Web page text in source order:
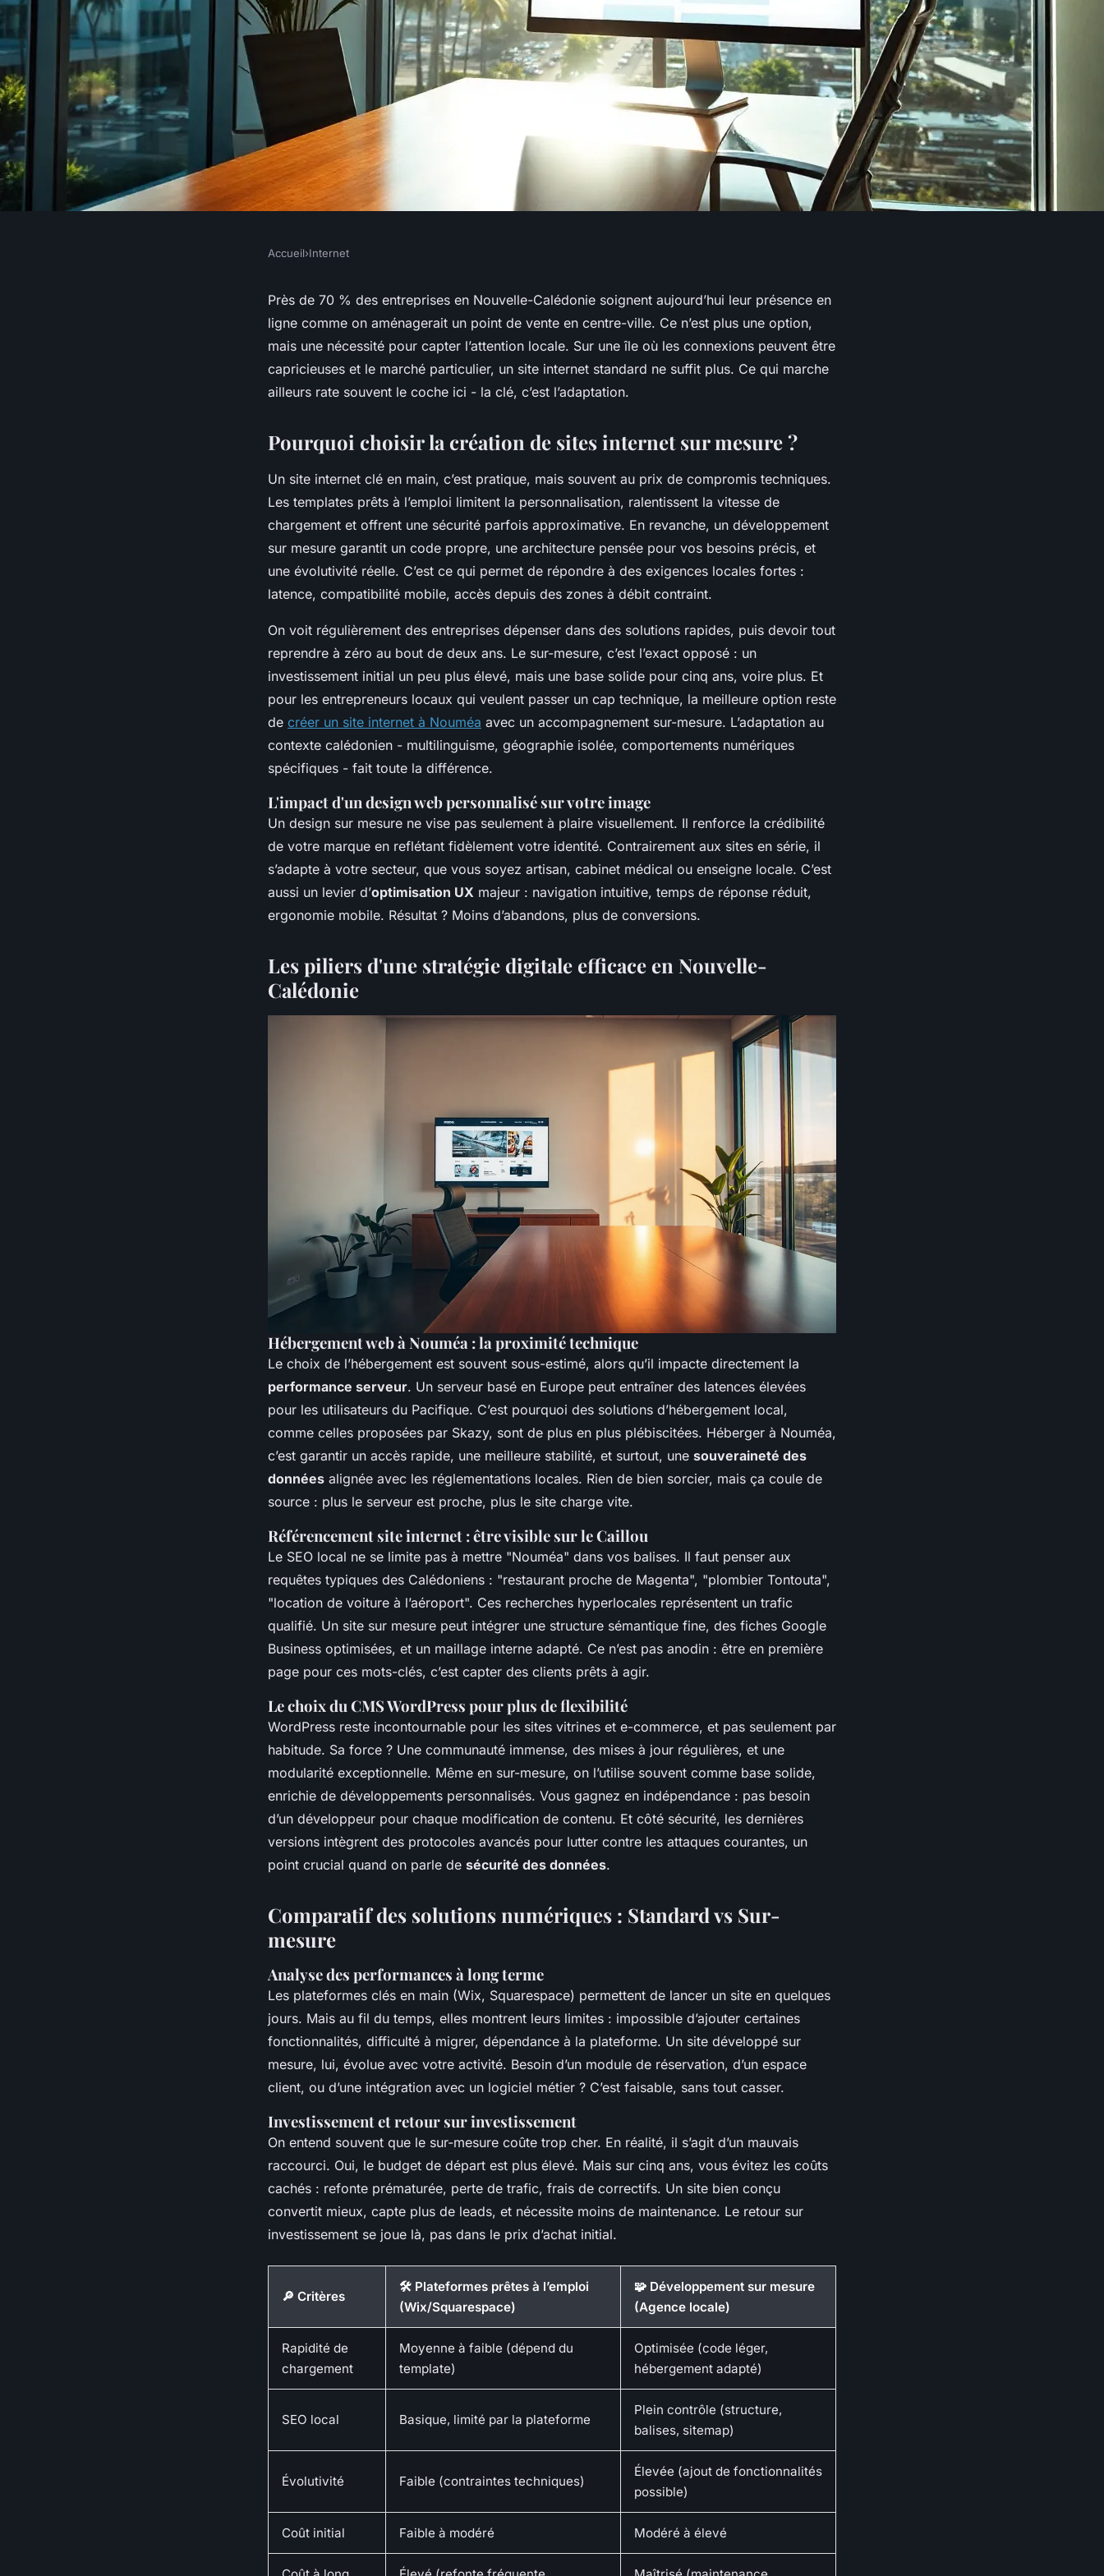
Les avantages d'un site web
personnalisé à Nouméa
9 min de lecture
Accueil›Internet
Près de 70 % des entreprises en Nouvelle-Calédonie soignent aujourd’hui leur présence en
ligne comme on aménagerait un point de vente en centre-ville. Ce n’est plus une option,
mais une nécessité pour capter l’attention locale. Sur une île où les connexions peuvent être
capricieuses et le marché particulier, un site internet standard ne suffit plus. Ce qui marche
ailleurs rate souvent le coche ici - la clé, c’est l’adaptation.
Pourquoi choisir la création de sites internet sur mesure ?
Un site internet clé en main, c’est pratique, mais souvent au prix de compromis techniques.
Les templates prêts à l’emploi limitent la personnalisation, ralentissent la vitesse de
chargement et offrent une sécurité parfois approximative. En revanche, un développement
sur mesure garantit un code propre, une architecture pensée pour vos besoins précis, et
une évolutivité réelle. C’est ce qui permet de répondre à des exigences locales fortes :
latence, compatibilité mobile, accès depuis des zones à débit contraint.
On voit régulièrement des entreprises dépenser dans des solutions rapides, puis devoir tout
reprendre à zéro au bout de deux ans. Le sur-mesure, c’est l’exact opposé : un
investissement initial un peu plus élevé, mais une base solide pour cinq ans, voire plus. Et
pour les entrepreneurs locaux qui veulent passer un cap technique, la meilleure option reste
de créer un site internet à Nouméa avec un accompagnement sur-mesure. L’adaptation au
contexte calédonien - multilinguisme, géographie isolée, comportements numériques
spécifiques - fait toute la différence.
L'impact d'un design web personnalisé sur votre image
Un design sur mesure ne vise pas seulement à plaire visuellement. Il renforce la crédibilité
de votre marque en reflétant fidèlement votre identité. Contrairement aux sites en série, il
s’adapte à votre secteur, que vous soyez artisan, cabinet médical ou enseigne locale. C’est
aussi un levier d’optimisation UX majeur : navigation intuitive, temps de réponse réduit,
ergonomie mobile. Résultat ? Moins d’abandons, plus de conversions.
Les piliers d'une stratégie digitale efficace en Nouvelle-
Calédonie
Hébergement web à Nouméa : la proximité technique
Le choix de l’hébergement est souvent sous-estimé, alors qu’il impacte directement la
performance serveur. Un serveur basé en Europe peut entraîner des latences élevées
pour les utilisateurs du Pacifique. C’est pourquoi des solutions d’hébergement local,
comme celles proposées par Skazy, sont de plus en plus plébiscitées. Héberger à Nouméa,
c’est garantir un accès rapide, une meilleure stabilité, et surtout, une souveraineté des
données alignée avec les réglementations locales. Rien de bien sorcier, mais ça coule de
source : plus le serveur est proche, plus le site charge vite.
Référencement site internet : être visible sur le Caillou
Le SEO local ne se limite pas à mettre "Nouméa" dans vos balises. Il faut penser aux
requêtes typiques des Calédoniens : "restaurant proche de Magenta", "plombier Tontouta",
"location de voiture à l’aéroport". Ces recherches hyperlocales représentent un trafic
qualifié. Un site sur mesure peut intégrer une structure sémantique fine, des fiches Google
Business optimisées, et un maillage interne adapté. Ce n’est pas anodin : être en première
page pour ces mots-clés, c’est capter des clients prêts à agir.
Le choix du CMS WordPress pour plus de flexibilité
WordPress reste incontournable pour les sites vitrines et e-commerce, et pas seulement par
habitude. Sa force ? Une communauté immense, des mises à jour régulières, et une
modularité exceptionnelle. Même en sur-mesure, on l’utilise souvent comme base solide,
enrichie de développements personnalisés. Vous gagnez en indépendance : pas besoin
d’un développeur pour chaque modification de contenu. Et côté sécurité, les dernières
versions intègrent des protocoles avancés pour lutter contre les attaques courantes, un
point crucial quand on parle de sécurité des données.
Comparatif des solutions numériques : Standard vs Sur-
mesure
Analyse des performances à long terme
Les plateformes clés en main (Wix, Squarespace) permettent de lancer un site en quelques
jours. Mais au fil du temps, elles montrent leurs limites : impossible d’ajouter certaines
fonctionnalités, difficulté à migrer, dépendance à la plateforme. Un site développé sur
mesure, lui, évolue avec votre activité. Besoin d’un module de réservation, d’un espace
client, ou d’une intégration avec un logiciel métier ? C’est faisable, sans tout casser.
Investissement et retour sur investissement
On entend souvent que le sur-mesure coûte trop cher. En réalité, il s’agit d’un mauvais
raccourci. Oui, le budget de départ est plus élevé. Mais sur cinq ans, vous évitez les coûts
cachés : refonte prématurée, perte de trafic, frais de correctifs. Un site bien conçu
convertit mieux, capte plus de leads, et nécessite moins de maintenance. Le retour sur
investissement se joue là, pas dans le prix d’achat initial.
🔎 Critères
🛠️ Plateformes prêtes à l’emploi
(Wix/Squarespace)
🧩 Développement sur mesure
(Agence locale)
Rapidité de
chargement
Moyenne à faible (dépend du
template)
Optimisée (code léger,
hébergement adapté)
SEO local Basique, limité par la plateforme
Plein contrôle (structure,
balises, sitemap)
Évolutivité Faible (contraintes techniques)
Élevée (ajout de fonctionnalités
possible)
Coût initial Faible à modéré Modéré à élevé